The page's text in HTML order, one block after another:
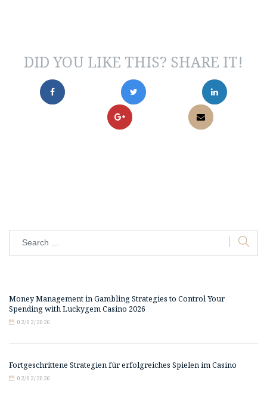
DID YOU LIKE THIS? SHARE IT!
Money Management in Gambling Strategies to Control Your
Spending with Luckygem Casino 2026
02/02/2026
Fortgeschrittene Strategien für erfolgreiches Spielen im Casino
02/02/2026